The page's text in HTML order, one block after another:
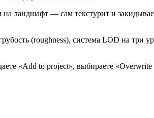
ландшафт — сам текстурит и
(roughness), система LOD на
«Add to project», выбираете